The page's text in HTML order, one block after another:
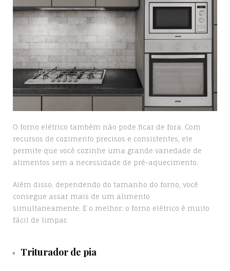
O forno elétrico também não pode ficar de fora. Com
recursos de cozimento precisos e consistentes, ele
permite que você cozinhe uma grande variedade de
alimentos sem a necessidade de pré-aquecimento.
Além disso, dependendo do tamanho do forno, você
consegue assar mais de um alimento
simultaneamente. E o melhor: o forno elétrico é muito
fácil de limpar.
Triturador de pia